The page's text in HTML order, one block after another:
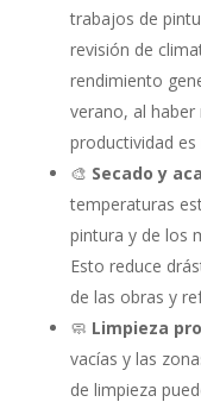
trabajos de
revisión de
rendimiento
verano, al
productividad es
🎨 Secado y
temperaturas
pintura y de los
Esto reduce
de las obras y
🧼 Limpieza
vacías y las
de limpieza